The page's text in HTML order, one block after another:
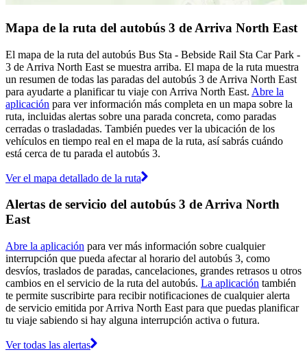
Mapa de la ruta del autobús 3 de Arriva North East
El mapa de la ruta del autobús Bus Sta - Bebside Rail Sta Car Park -
3 de Arriva North East se muestra arriba. El mapa de la ruta muestra
un resumen de todas las paradas del autobús 3 de Arriva North East
para ayudarte a planificar tu viaje con Arriva North East. Abre la
aplicación para ver información más completa en un mapa sobre la
ruta, incluidas alertas sobre una parada concreta, como paradas
cerradas o trasladadas. También puedes ver la ubicación de los
vehículos en tiempo real en el mapa de la ruta, así sabrás cuándo
está cerca de tu parada el autobús 3.
Ver el mapa detallado de la ruta
Alertas de servicio del autobús 3 de Arriva North
East
Abre la aplicación para ver más información sobre cualquier
interrupción que pueda afectar al horario del autobús 3, como
desvíos, traslados de paradas, cancelaciones, grandes retrasos u otros
cambios en el servicio de la ruta del autobús. La aplicación también
te permite suscribirte para recibir notificaciones de cualquier alerta
de servicio emitida por Arriva North East para que puedas planificar
tu viaje sabiendo si hay alguna interrupción activa o futura.
Ver todas las alertas